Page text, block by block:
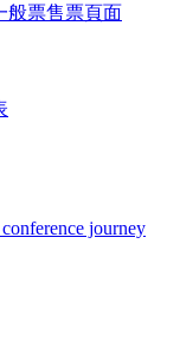
般票售票頁面
journey